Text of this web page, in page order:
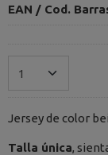
EAN / Cod.
Jersey de color
Talla única,